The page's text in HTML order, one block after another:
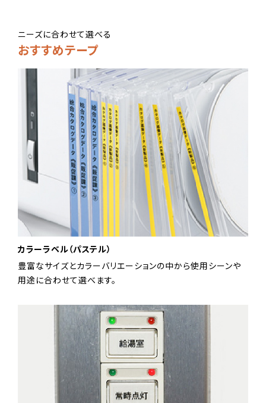
ニーズに合わせて選べる
おすすめテープ
カラーラベル（パステル）
豊富なサイズとカラーバリエーションの中から使用シーンや
用途に合わせて選べます。